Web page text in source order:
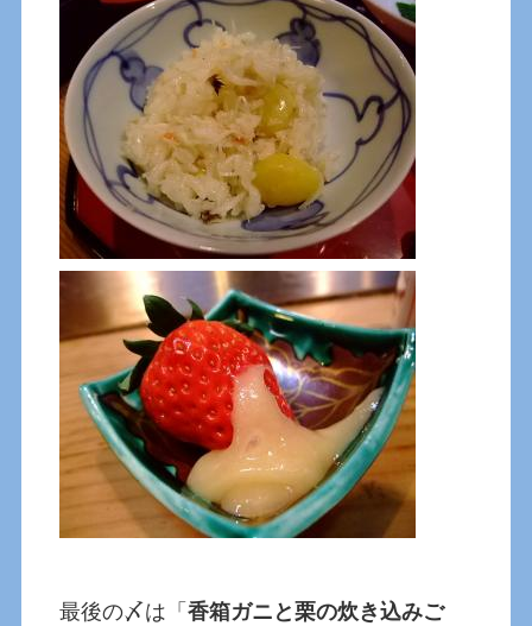
最後の〆は「香箱ガニと栗の炊き込みご